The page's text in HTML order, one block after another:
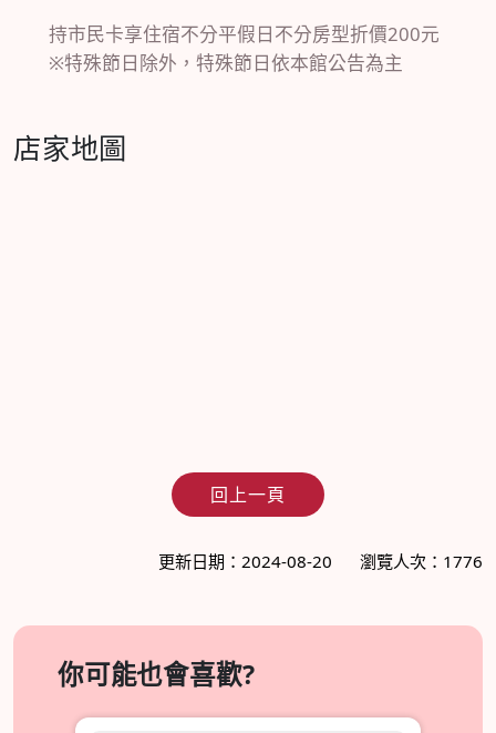
持市民卡享住宿不分平假日不分房型折價200元
※特殊節日除外，特殊節日依本館公告為主
店家地圖
回上一頁
更新日期：2024-08-20 瀏覽人次：1776
你可能也會喜歡?